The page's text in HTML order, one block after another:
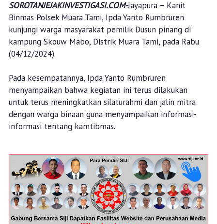
SOROTANJEJAKINVESTIGASI.COM-Jayapura – Kanit
Binmas Polsek Muara Tami, Ipda Yanto Rumbruren
kunjungi warga masyarakat pemilik Dusun pinang di
kampung Skouw Mabo, Distrik Muara Tami, pada Rabu
(04/12/2024).
Pada kesempatannya, Ipda Yanto Rumbruren
menyampaikan bahwa kegiatan ini terus dilakukan
untuk terus meningkatkan silaturahmi dan jalin mitra
dengan warga binaan guna menyampaikan informasi-
informasi tentang kamtibmas.